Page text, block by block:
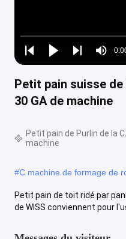
Play
Play
Play
Mute
Loaded:
0%
Petit pain suisse
30 GA de machine
Petit pain de Purlin de la
machine
#C machine de formage de
Petit pain de toit ridé par
de WISS conviennent pour